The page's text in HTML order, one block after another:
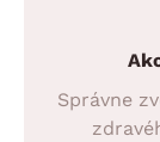
Správne